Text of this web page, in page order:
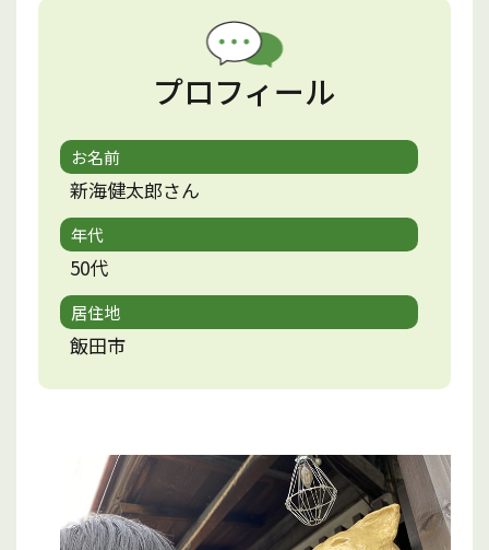
プロフィール
お名前
新海健太郎さん
年代
50代
居住地
飯田市